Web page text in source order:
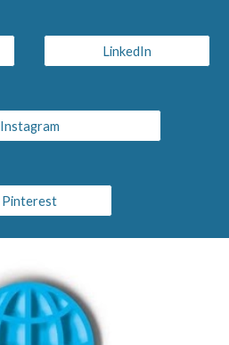
LinkedIn
Instagram
Pinterest